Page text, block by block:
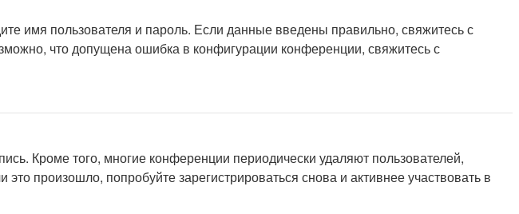
имя пользователя и пароль. Если данные введены правильно, свяжитесь с
что допущена ошибка в конфигурации конференции, свяжитесь с
Кроме того, многие конференции периодически удаляют пользователей,
произошло, попробуйте зарегистрироваться снова и активнее участвовать в